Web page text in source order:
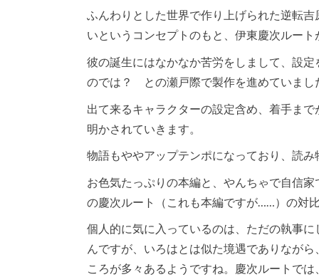
ふんわりとした世界で作り上げられた逆転
いというコンセプトのもと、伊東慶次ルー
彼の誕生にはなかなか苦労をしまして、設
のでは？ との瀬戸際で製作を進めていまし
出て来るキャラクターの設定含め、着手ま
明かされていきます。
物語もややアップテンポになっており、読
お色気たっぷりの本編と、やんちゃで自信
の慶次ルート（これも本編ですが……）の対
個人的に気に入っているのは、ただの執事
んですが、いろはとは似た境遇でありなが
ころが多々あるようですね。慶次ルートで